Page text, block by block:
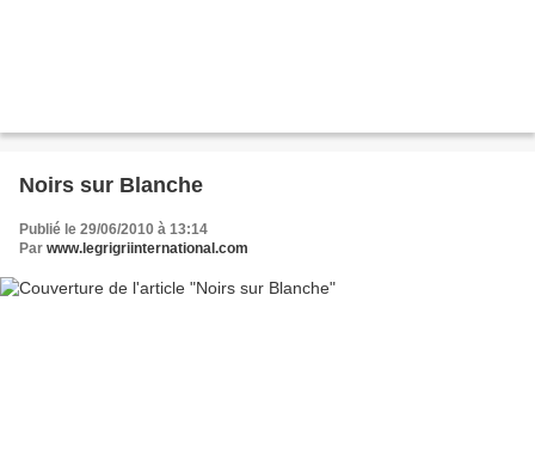
Noirs sur Blanche
Publié le 29/06/2010 à 13:14
Par www.legrigriinternational.com